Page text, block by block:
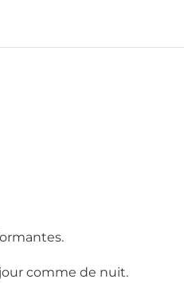
comme de nuit.